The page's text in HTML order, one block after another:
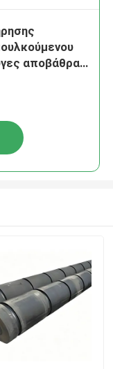
αποβάθρας